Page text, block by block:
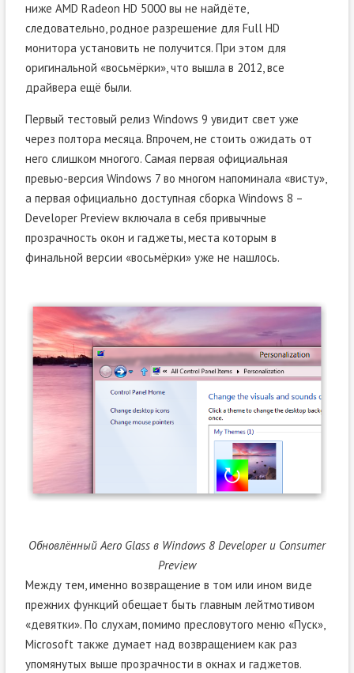
ниже AMD Radeon HD 5000 вы не найдёте,
следовательно, родное разрешение для Full HD
монитора установить не получится. При этом для
оригинальной «восьмёрки», что вышла в 2012, все
драйвера ещё были.
Первый тестовый релиз Windows 9 увидит свет уже
через полтора месяца. Впрочем, не стоить ожидать от
него слишком многого. Самая первая официальная
превью-версия Windows 7 во многом напоминала «висту»,
а первая официально доступная сборка Windows 8 –
Developer Preview включала в себя привычные
прозрачность окон и гаджеты, места которым в
финальной версии «восьмёрки» уже не нашлось.
Обновлённый Aero Glass в Windows 8 Developer и Consumer
Preview
Между тем, именно возвращение в том или ином виде
прежних функций обещает быть главным лейтмотивом
«девятки». По слухам, помимо пресловутого меню «Пуск»,
Microsoft также думает над возвращением как раз
упомянутых выше прозрачности в окнах и гаджетов.